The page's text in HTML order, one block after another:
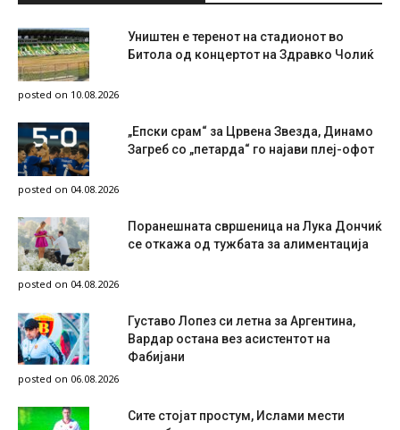
Уништен е теренот на стадионот во
Битола од концертот на Здравко Чолиќ
posted on 10.08.2026
„Епски срам“ за Црвена Звезда, Динамо
Загреб со „петарда“ го најави плеј-офот
posted on 04.08.2026
Поранешната свршеница на Лука Дончиќ
се откажа од тужбата за алиментација
posted on 04.08.2026
Густаво Лопез си летна за Аргентина,
Вардар остана вез асистентот на
Фабијани
posted on 06.08.2026
Сите стојат простум, Ислами мести